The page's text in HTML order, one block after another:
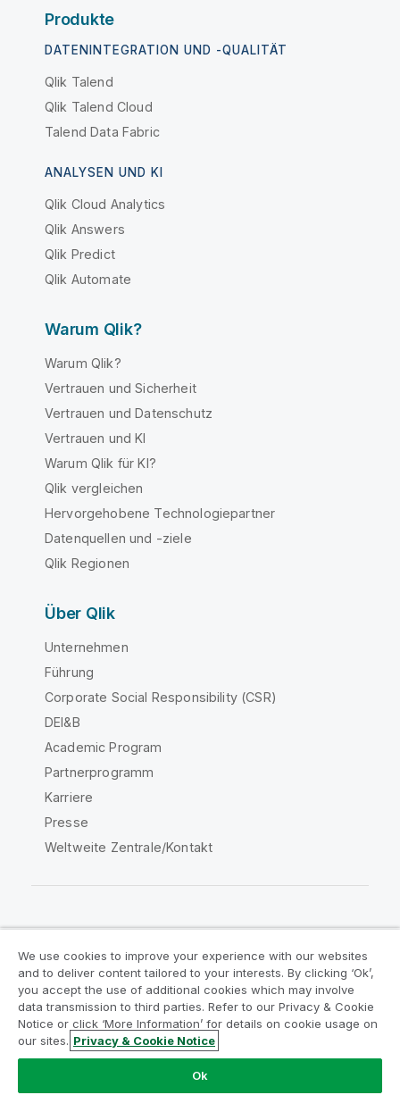
Produkte
DATENINTEGRATION UND -QUALITÄT
Qlik Talend
Qlik Talend Cloud
Talend Data Fabric
ANALYSEN UND KI
Qlik Cloud Analytics
Qlik Answers
Qlik Predict
Qlik Automate
Warum Qlik?
Warum Qlik?
Vertrauen und Sicherheit
Vertrauen und Datenschutz
Vertrauen und KI
Warum Qlik für KI?
Qlik vergleichen
Hervorgehobene Technologiepartner
Datenquellen und -ziele
Qlik Regionen
Über Qlik
Unternehmen
Führung
Corporate Social Responsibility (CSR)
DEI&B
Academic Program
Partnerprogramm
Karriere
Presse
Weltweite Zentrale/Kontakt
Rechtliche Vereinbarungen
Produktbedingungen
Legal Policies
Legal Policies
Benutzungsbedingungen
Marken
Do Not Share My Info
Copyright © 1993-2026 QlikTech International AB. Alle
We use cookies to improve your experience with our websites
and to deliver content tailored to your interests. By clicking ‘Ok’,
you accept the use of additional cookies which may involve
data transmission to third parties. Refer to our Privacy & Cookie
Notice or click ‘More Information’ for details on cookie usage on
our sites. Privacy & Cookie Notice
Ok